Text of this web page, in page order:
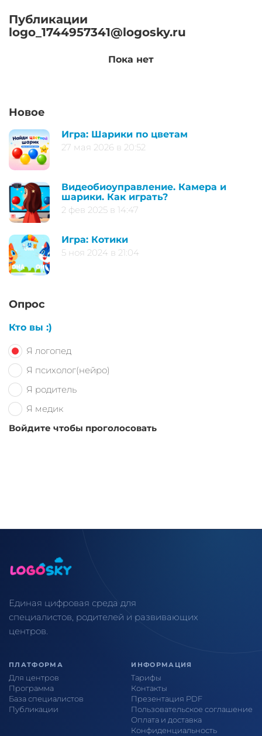
Публикации
logo_1744957341@logosky.ru
Пока нет
Новое
Игра: Шарики по цветам
27 мая 2026 в 20:52
Видеобиоуправление. Камера и
шарики. Как играть?
2 фев 2025 в 14:47
Игра: Котики
5 ноя 2024 в 21:04
Опрос
Кто вы :)
Я логопед
Я психолог(нейро)
Я родитель
Я медик
Войдите чтобы проголосовать
Единая цифровая среда для
специалистов, родителей и развивающих
центров.
ПЛАТФОРМА
Для центров
Программа
База специалистов
Публикации
ИНФОРМАЦИЯ
Тарифы
Контакты
Презентация PDF
Пользовательское соглашение
Оплата и доставка
Конфиденциальность